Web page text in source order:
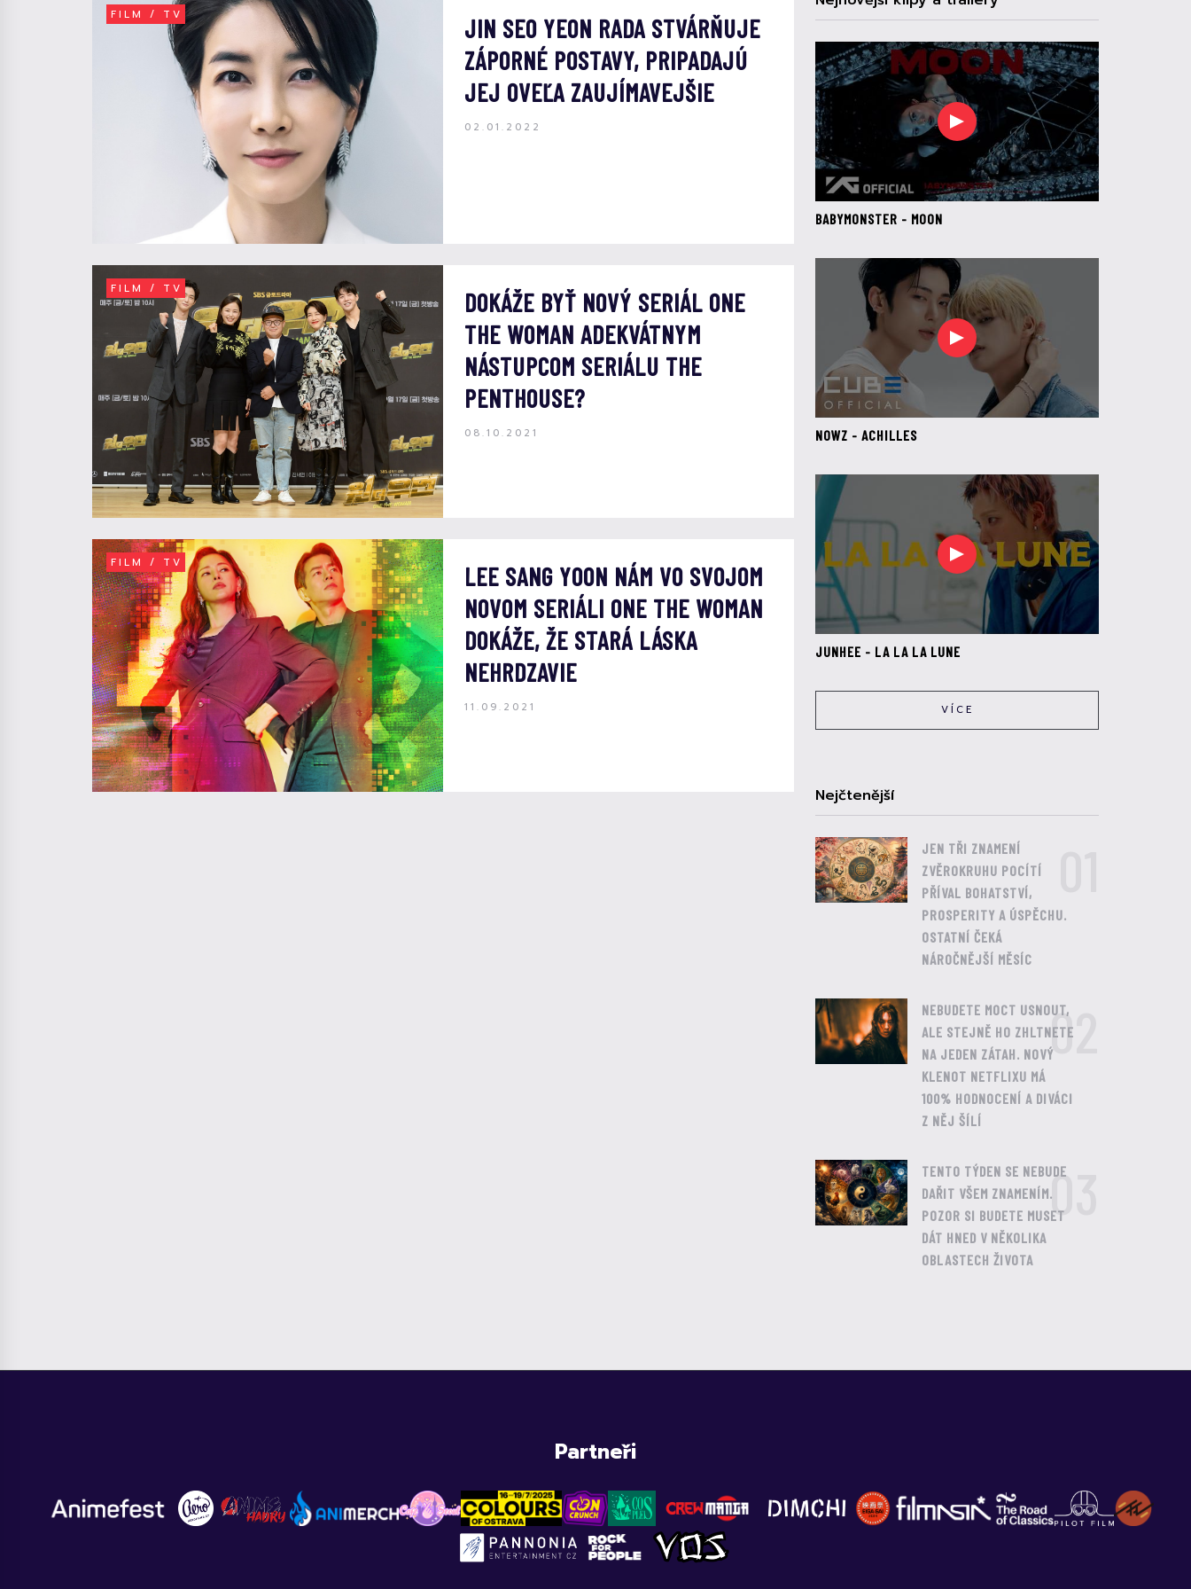
FILM / TV
JIN SEO YEON RADA STVÁRŇUJE
ZÁPORNÉ POSTAVY, PRIPADAJÚ
JEJ OVEĽA ZAUJÍMAVEJŠIE
02.01.2022
FILM / TV
DOKÁŽE BYŤ NOVÝ SERIÁL ONE
THE WOMAN ADEKVÁTNYM
NÁSTUPCOM SERIÁLU THE
PENTHOUSE?
08.10.2021
FILM / TV
LEE SANG YOON NÁM VO SVOJOM
NOVOM SERIÁLI ONE THE WOMAN
DOKÁŽE, ŽE STARÁ LÁSKA
NEHRDZAVIE
11.09.2021
BABYMONSTER - MOON
NOWZ - ACHILLES
JUNHEE - LA LA LA LUNE
VÍCE
Nejčtenější
JEN TŘI ZNAMENÍ
ZVĚROKRUHU POCÍTÍ
PŘÍVAL BOHATSTVÍ,
PROSPERITY A ÚSPĚCHU.
OSTATNÍ ČEKÁ
NÁROČNĚJŠÍ MĚSÍC
NEBUDETE MOCT USNOUT,
ALE STEJNĚ HO ZHLTNETE
NA JEDEN ZÁTAH. NOVÝ
KLENOT NETFLIXU MÁ
100% HODNOCENÍ A DIVÁCI
Z NĚJ ŠÍLÍ
02
TENTO TÝDEN SE NEBUDE
DAŘIT VŠEM ZNAMENÍM.
POZOR SI BUDETE MUSET
DÁT HNED V NĚKOLIKA
OBLASTECH ŽIVOTA
03
Partneři